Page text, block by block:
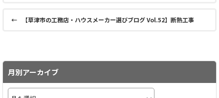
← 【草津市の工務店・ハウスメーカー選びブログ Vol.52】断熱工事
月別アーカイブ